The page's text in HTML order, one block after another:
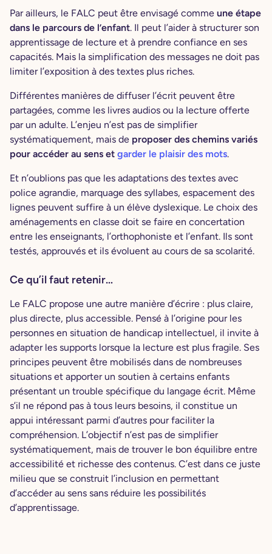
Par ailleurs, le FALC peut être envisagé comme une étape
dans le parcours de l’enfant. Il peut l’aider à structurer son
apprentissage de lecture et à prendre confiance en ses
capacités. Mais la simplification des messages ne doit pas
limiter l’exposition à des textes plus riches.
Différentes manières de diffuser l’écrit peuvent être
partagées, comme les livres audios ou la lecture offerte
par un adulte. L’enjeu n’est pas de simplifier
systématiquement, mais de proposer des chemins variés
pour accéder au sens et garder le plaisir des mots.
Et n’oublions pas que les adaptations des textes avec
police agrandie, marquage des syllabes, espacement des
lignes peuvent suffire à un élève dyslexique. Le choix des
aménagements en classe doit se faire en concertation
entre les enseignants, l’orthophoniste et l’enfant. Ils sont
testés, approuvés et ils évoluent au cours de sa scolarité.
Ce qu’il faut retenir…
Le FALC propose une autre manière d’écrire : plus claire,
plus directe, plus accessible. Pensé à l’origine pour les
personnes en situation de handicap intellectuel, il invite à
adapter les supports lorsque la lecture est plus fragile. Ses
principes peuvent être mobilisés dans de nombreuses
situations et apporter un soutien à certains enfants
présentant un trouble spécifique du langage écrit. Même
s’il ne répond pas à tous leurs besoins, il constitue un
appui intéressant parmi d’autres pour faciliter la
compréhension. L’objectif n’est pas de simplifier
systématiquement, mais de trouver le bon équilibre entre
accessibilité et richesse des contenus. C’est dans ce juste
milieu que se construit l’inclusion en permettant
d’accéder au sens sans réduire les possibilités
d’apprentissage.